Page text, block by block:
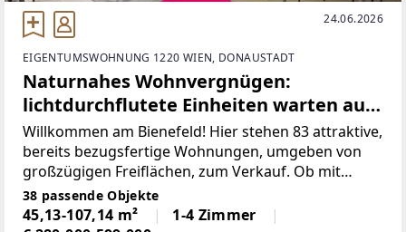
24.06.2026
EIGENTUMSWOHNUNG 1220 WIEN, DONAUSTADT
Naturnahes Wohnvergnügen:
lichtdurchflutete Einheiten warten auf
Sie!
Willkommen am Bienefeld! Hier stehen 83 attraktive,
bereits bezugsfertige Wohnungen, umgeben von
großzügigen Freiflächen, zum Verkauf. Ob mit
einem gemütlichen Eigengarten, Balkon oder
Terrasse – diese neue Wohnhausanlage bietet für
38 passende Objekte
45,13-107,14 m²
1-4 Zimmer